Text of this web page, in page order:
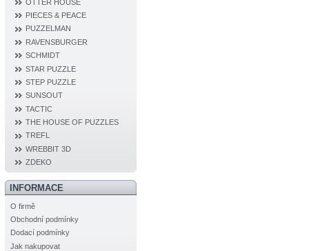
OTTER HOUSE
PIECES & PEACE
PUZZELMAN
RAVENSBURGER
SCHMIDT
STAR PUZZLE
STEP PUZZLE
SUNSOUT
TACTIC
THE HOUSE OF PUZZLES
TREFL
WREBBIT 3D
ZDEKO
INFORMACE
O firmě
Obchodní podmínky
Dodací podmínky
Jak nakupovat